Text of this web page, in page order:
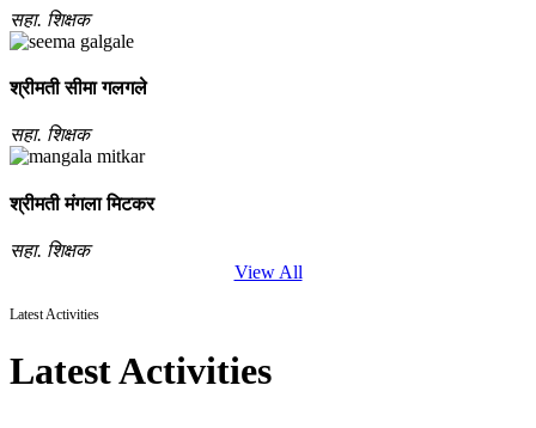
सहा. शिक्षक
श्रीमती सीमा गलगले
सहा. शिक्षक
श्रीमती मंगला मिटकर
सहा. शिक्षक
View All
Latest Activities
Latest Activities